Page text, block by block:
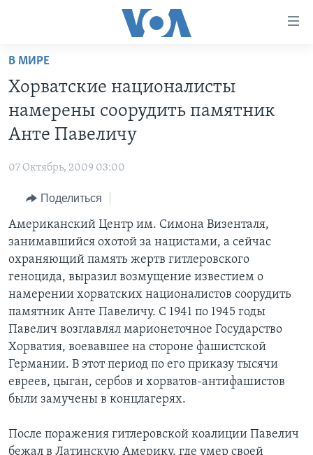
Перейти
основной
контент
Перейти
основной
навигации
Перейти
поиск
ПРОГРАММЫ
АМЕРИКА
ИТОГИ
ПОЧЕМУ ЭТО ВАЖНО?
ДИСКУССИЯ VOA
НЬЮ-ЙОРК NEW YORK
АМЕРИКА. БОЛЬШОЕ ПУТЕШЕСТВИЕ
ПРОЕКТЫ
НАША АМЕРИКАНСКАЯ ИСТОРИЯ
А КАК В АМЕРИКЕ?
АРТЕФАКТЫ
ТЕСТЫ
ИНТЕРВЬЮ
ФАКТЫ ПРОТИВ ФЕЙКОВ
ЗА СВОБОДУ ПРЕССЫ
ВИДЕО
ПОДПИСКА НА НОВОСТИ
Языки
В МИРЕ
Хорватские националисты
намерены соорудить памятник
Анте Павеличу
07 Октябрь, 2009 03:00
Поделиться
Американский Центр им. Симона Визенталя,
занимавшийся охотой за нацистами, а сейчас
охраняющий память жертв гитлеровского
геноцида, выразил возмущение известием о
намерении хорватских националистов соорудить
памятник Анте Павеличу. С 1941 по 1945 годы
Павелич возглавлял марионеточное Государство
Хорватия, воевавшее на стороне фашистской
Германии. В этот период по его приказу тысячи
евреев, цыган, сербов и хорватов-антифашистов
были замучены в концлагерях.
После поражения гитлеровской коалиции Павелич
бежал в Латинскую Америку, где умер своей